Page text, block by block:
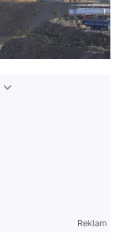
Reklam